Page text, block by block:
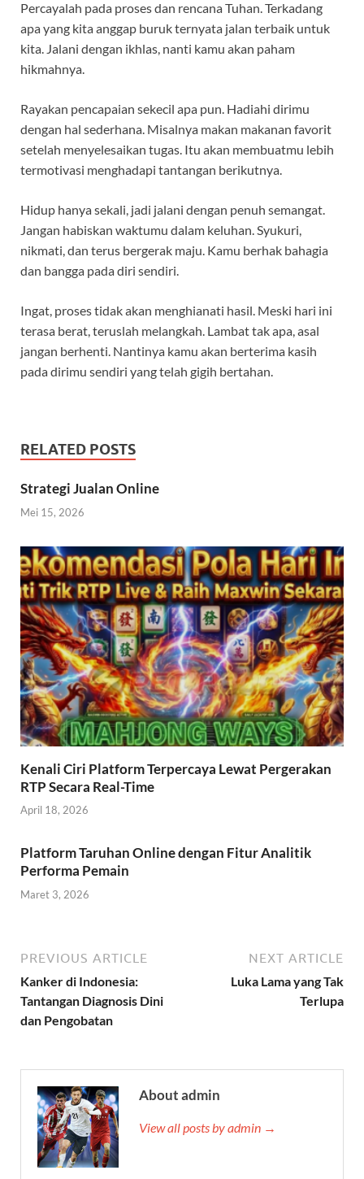
Percayalah pada proses dan rencana Tuhan. Terkadang
apa yang kita anggap buruk ternyata jalan terbaik untuk
kita. Jalani dengan ikhlas, nanti kamu akan paham
hikmahnya.
Rayakan pencapaian sekecil apa pun. Hadiahi dirimu
dengan hal sederhana. Misalnya makan makanan favorit
setelah menyelesaikan tugas. Itu akan membuatmu lebih
termotivasi menghadapi tantangan berikutnya.
Hidup hanya sekali, jadi jalani dengan penuh semangat.
Jangan habiskan waktumu dalam keluhan. Syukuri,
nikmati, dan terus bergerak maju. Kamu berhak bahagia
dan bangga pada diri sendiri.
Ingat, proses tidak akan menghianati hasil. Meski hari ini
terasa berat, teruslah melangkah. Lambat tak apa, asal
jangan berhenti. Nantinya kamu akan berterima kasih
pada dirimu sendiri yang telah gigih bertahan.
RELATED POSTS
Strategi Jualan Online
Mei 15, 2026
Kenali Ciri Platform Terpercaya Lewat Pergerakan
RTP Secara Real-Time
April 18, 2026
Platform Taruhan Online dengan Fitur Analitik
Performa Pemain
Maret 3, 2026
PREVIOUS ARTICLE
Kanker di Indonesia:
Tantangan Diagnosis Dini
dan Pengobatan
NEXT ARTICLE
Luka Lama yang Tak
Terlupa
About admin
View all posts by admin →